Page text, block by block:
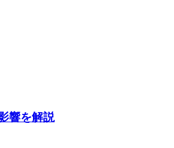
響を解説